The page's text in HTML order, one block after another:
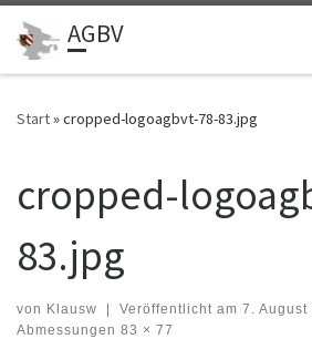
Zum Inhalt springen
AGBV
Start»cropped-logoagbvt-78-83.jpg
cropped-
83.jpg
von Klausw | Veröffentlicht am 7. August
Abmessungen 83 × 77